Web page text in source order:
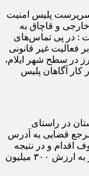
پلیس امنیت
و قاچاق به
و گفت : در پی تماس‌های
فوریت‌های پلیسی ۱۱۰ مبنی بر فعالیت غیر قانونی
در سطح شهر ایلام،
آگاهان پلیس
در راستای
قضایی به آدرس
اقدام و در نتیجه
آن یک میلیون ارز خارجی و قاچاق از نوع دینار به ارزش ۳۰۰ میلیون